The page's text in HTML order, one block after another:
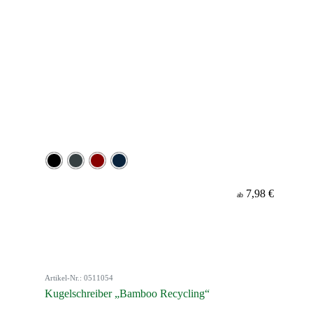
ab 7,98 €
Artikel-Nr.: 0511054
Kugelschreiber „Bamboo Recycling“